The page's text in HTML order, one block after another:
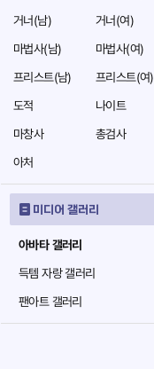
거너(남)
거너(여)
마법사(남)
마법사(여)
프리스트(남)
프리스트(여)
도적
나이트
마창사
총검사
아처
미디어 갤러리
아바타 갤러리
득템 자랑 갤러리
팬아트 갤러리